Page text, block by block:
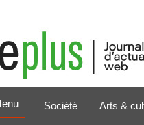
Société Arts &